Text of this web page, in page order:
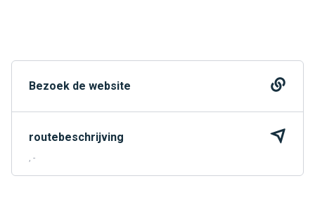
Bezoek de website
routebeschrijving
, -